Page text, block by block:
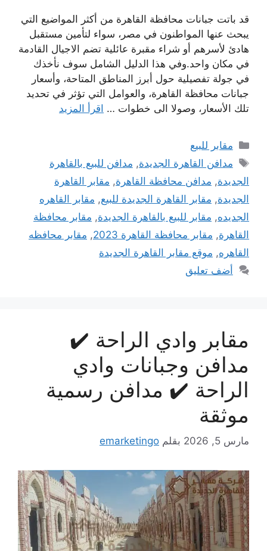
قد باتت جبانات محافظة القاهرة من أكثر المواضيع التي
يبحث عنها المواطنون في مصر، سواء لتأمين مستقبل
هادئ لأسرهم أو شراء مقبرة عائلية تضم الاجيال القادمة
في مكان واحد.وفي هذا الدليل الشامل سوف نأخذك
في جولة تفصيلية حول أبرز المناطق المتاحة، وأسعار
جبانات محافظة القاهرة، والعوامل التي تؤثر في تحديد
تلك الأسعار، وصولا الى خطوات … اقرأ المزيد
التصنيفات
مقابر للبيع
الوسوم
مدافن القاهرة الجديدة, مدافن للبيع بالقاهرة
الجديدة, مدافن محافظة القاهرة, مقابر القاهرة
الجديدة, مقابر القاهرة الجديدة للبيع, مقابر القاهره
الجديده, مقابر للبيع بالقاهرة الجديدة, مقابر محافظة
القاهرة, مقابر محافظة القاهرة 2023 , مقابر محافظه
القاهره, موقع مقابر القاهرة الجديدة
أضف تعليق
مقابر وادي الراحة ✔️
مدافن وجبانات وادي
الراحة ✔️ مدافن رسمية
موثقة
مارس 5, 2026 بقلم emarketingo